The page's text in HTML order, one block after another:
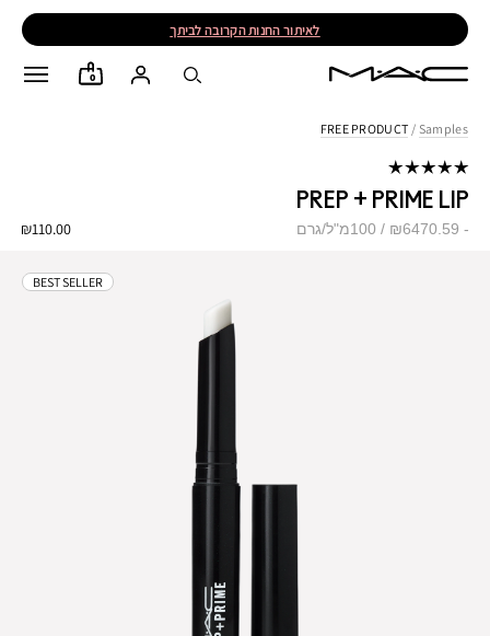
לאיתור החנות הקרובה לביתך
0
Samples
/
FREE PRODUCT
PREP + PRIME LIP
₪110.00
BEST SELLER